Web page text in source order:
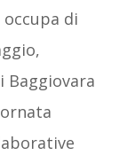
di
Baggiovara